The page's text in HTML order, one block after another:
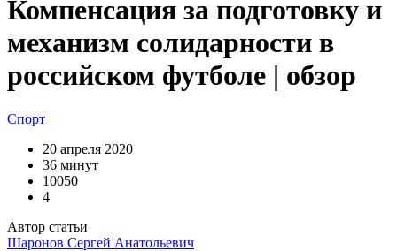
Компенсация за подготовку и
механизм солидарности в
российском футболе | обзор
Спорт
20 апреля 2020
36 минут
10050
4
Автор статьи
Шаронов Сергей Анатольевич